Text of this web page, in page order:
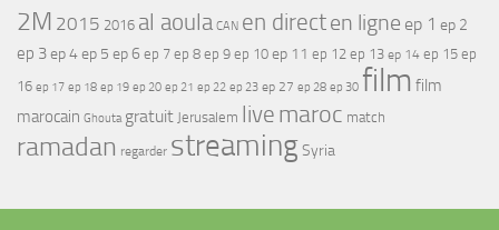
2M 2015 2016 al aoula CAN en directen ligne ep 1 ep 2
ep 3ep 4ep 5 ep 6 ep 7 ep 8 ep 9 ep 10 ep 11 ep 12 ep 13 ep 14 ep 15 ep
16 ep 17 ep 18 ep 19 ep 20 ep 21 ep 22 ep 23 ep 27 ep 28 ep 30 film film
marocain Ghouta gratuit Jerusalem live maroc match
ramadan regarder streamingSyria